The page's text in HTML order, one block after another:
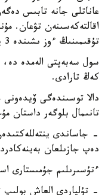
عاناتلى جانە تابىس
اقالتەكەسىنەن تۋعان.
تۇقىمىنىڭ ءوز ىشىندە 3 پايىزعا جەتپەيدى.
سول سەبەپتى الەمدە دە،
كەڭ تارادى.
تانىمال بلوگەر داستان
- جاساندى
دەپ جازىلعان
ءتۇسىرىلىم جۇمىستارى